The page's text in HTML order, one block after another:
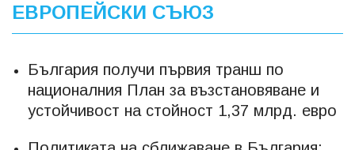
ЕВРОПЕЙСКИ СЪЮЗ
България получи първия транш по
националния План за възстановяване и
устойчивост на стойност 1,37 млрд. евро